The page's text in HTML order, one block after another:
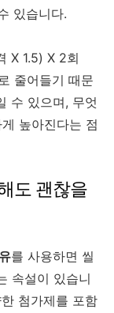
있습니다.
X 1.5) X 2회
줄어들기 때문
수 있으며, 무엇
높아진다는 점
도 괜찮을
를 사용하면 씰
속설이 있습니
첨가제를 포함